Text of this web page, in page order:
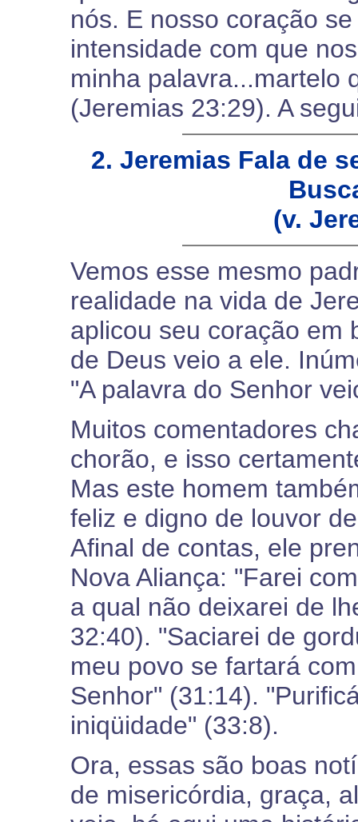
nós. E nosso coração
intensidade com que
minha palavra...martelo
(Jeremias 23:29). A
2. Jeremias Fala de
(v.
Vemos esse mesmo
realidade na vida de
aplicou seu coração em
de Deus veio a ele.
"A palavra do Senhor
Muitos comentadores
chorão, e isso
Mas este homem
feliz e digno de louvor
Afinal de contas, ele
Nova Aliança: "Farei
a qual não deixarei de
32:40). "Saciarei de
meu povo se fartará
Senhor" (31:14).
iniqüidade" (33:8).
Ora, essas são boas
de misericórdia, graça,